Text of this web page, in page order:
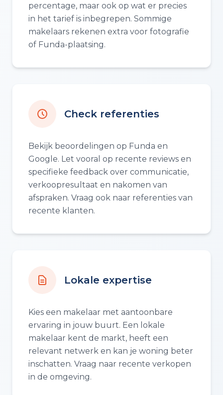
percentage, maar ook op wat er precies
in het tarief is inbegrepen. Sommige
makelaars rekenen extra voor fotografie
of Funda-plaatsing.
Check referenties
Bekijk beoordelingen op Funda en
Google. Let vooral op recente reviews en
specifieke feedback over communicatie,
verkoopresultaat en nakomen van
afspraken. Vraag ook naar referenties van
recente klanten.
Lokale expertise
Kies een makelaar met aantoonbare
ervaring in jouw buurt. Een lokale
makelaar kent de markt, heeft een
relevant netwerk en kan je woning beter
inschatten. Vraag naar recente verkopen
in de omgeving.